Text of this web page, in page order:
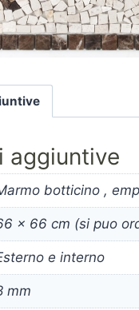
aggiuntive
botticino ,
x 66 cm (si puo
e interno
mm